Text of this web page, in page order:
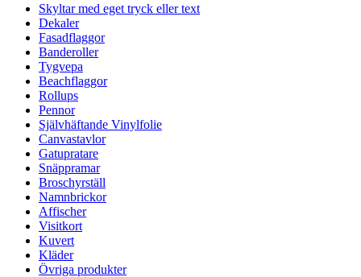
Skyltar med eget tryck eller text
Dekaler
Fasadflaggor
Banderoller
Tygvepa
Beachflaggor
Rollups
Pennor
Självhäftande Vinylfolie
Canvastavlor
Gatupratare
Snäppramar
Broschyrställ
Namnbrickor
Affischer
Visitkort
Kuvert
Kläder
Övriga produkter